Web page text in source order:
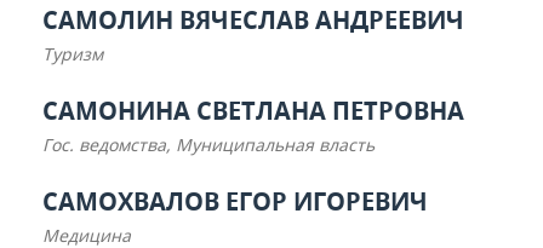
САМОЛИН ВЯЧЕСЛАВ АНДРЕЕВИЧ
Туризм
САМОНИНА СВЕТЛАНА ПЕТРОВНА
Гос. ведомства, Муниципальная власть
САМОХВАЛОВ ЕГОР ИГОРЕВИЧ
Медицина